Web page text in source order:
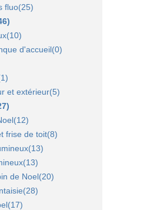
fluo(25)
accessoires(10)
rainuré(2)
supports(3)
panneaux standard(0)
Opus(0)
Opus(0)
Opus(0)
d'accueil(0)
fond métal(15)
départ fond métal(0)
départ(0)
de charge(6)
métal(4)
fond bois(8)
départ fond bois(0)
fond bois(0)
fond bois(4)
et extérieur(5)
frise de toit(8)
de Noel(20)